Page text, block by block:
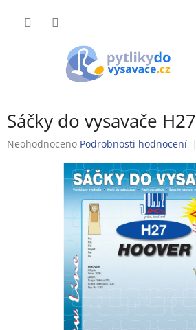
Sáčky do vysavače H27
Průměrné
Neohodnoceno Podrobnosti hodnocení